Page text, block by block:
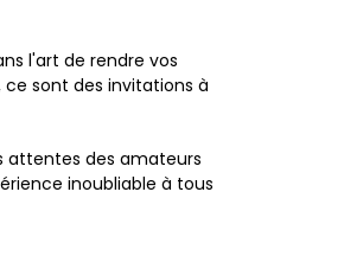
l'art de rendre vos
ce sont des invitations à
attentes des amateurs
inoubliable à tous